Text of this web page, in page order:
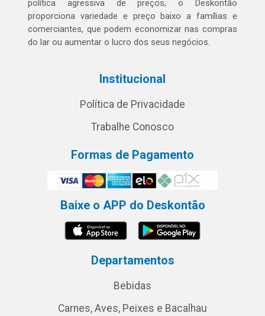
política agressiva de preços, o Deskontão
proporciona variedade e preço baixo a famílias e
comerciantes, que podem economizar nas compras
do lar ou aumentar o lucro dos seus negócios.
Institucional
Política de Privacidade
Trabalhe Conosco
Formas de Pagamento
Baixe o APP do Deskontão
Departamentos
Bebidas
Carnes, Aves, Peixes e Bacalhau